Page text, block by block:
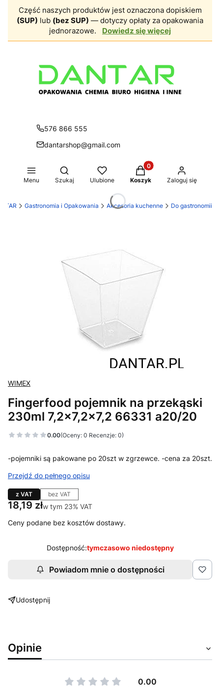
Część naszych produktów jest oznaczona dopiskiem
(SUP) lub (bez SUP) — dotyczy opłaty za opakowania
jednorazowe.
Dowiedz się więcej
576 866 555
dantarshop@gmail.com
Menu
Otwórz wyszukiwarkę
Szukaj Ulubione
Produkty w koszyku:
Koszyk Zaloguj się
Gastronomia i Opakowania Akcesoria kuchenne Do gastronomii
WIMEX
Fingerfood pojemnik na przekąski
230ml 7,2x7,2x7,2 66331 a20/20
0.00(Oceny: 0 Recenzje: 0)
-pojemniki są pakowane po 20szt w zgrzewce. -cena za 20szt.
Przejdź do pełnego opisu
z VAT bez VAT
Cena
18,19 złw tym 23% VAT
w tym 23% VAT
Ceny podane bez kosztów dostawy.
Dostępność:tymczasowo niedostępny
Powiadom mnie o dostępności
Udostępnij
Opinie
0.00